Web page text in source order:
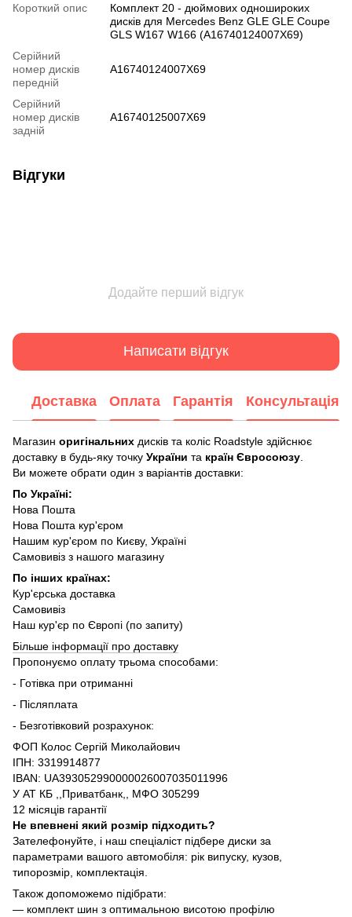
Короткий опис
Комплект 20 - дюймових одношироких
дисків для Mercedes Benz GLE GLE Coupe
GLS W167 W166 (A16740124007X69)
Серійний
номер дисків
передній
A16740124007X69
Серійний
номер дисків
задній
A16740125007X69
Відгуки
Додайте перший відгук
Написати відгук
Доставка Оплата Гарантія Консультація
Магазин оригінальних дисків та коліс Roadstyle здійснює
доставку в будь-яку точку України та країн Євросоюзу
Ви можете обрати один з варіантів доставки:
По Україні:
Нова Пошта
Нова Пошта кур'єром
Нашим кур'єром по Києву, Україні
Самовивіз з нашого магазину
По інших країнах:
Кур'єрська доставка
Самовивіз
Наш кур'єр по Європі (по запиту)
Більше інформації про доставку
Пропонуємо оплату трьома способами:
- Готівка при отриманні
- Післяплата
- Безготівковий розрахунок:
ФОП Колос Сергій Миколайович
ІПН: 3319914877
IBAN: UA393052990000026007035011996
У АТ КБ ,,Приватбанк,, МФО 305299
12 місяців гарантії
Не впевнені який розмір підходить?
Зателефонуйте, і наш спеціаліст підбере диски за
параметрами вашого автомобіля: рік випуску, кузов,
типорозмір, комплектація.
Також допоможемо підібрати:
— комплект шин з оптимальною висотою профілю